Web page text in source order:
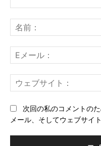
ン
ト：
次回の私のコメントの
メール、そしてウェブサイ